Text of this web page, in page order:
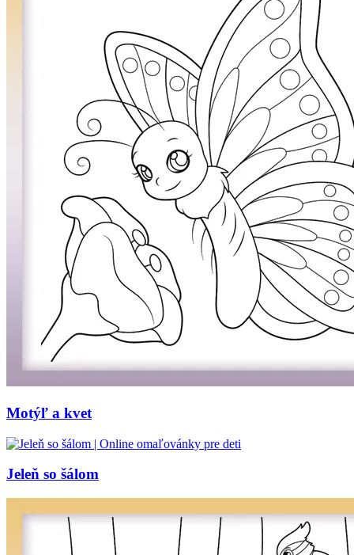
Motýľ a kvet
Jeleň so šálom